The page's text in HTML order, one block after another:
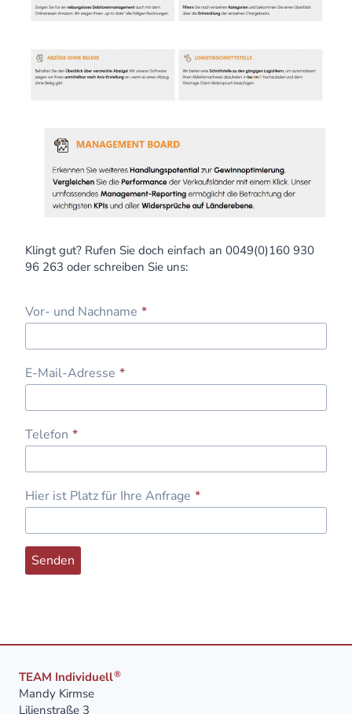
Klingt gut? Rufen Sie doch einfach an 0049(0)160 930
96 263 oder schreiben Sie uns:
Vor- und Nachname *
E-Mail-Adresse *
Telefon *
Hier ist Platz für Ihre Anfrage *
Senden
TEAM Individuell®
Mandy Kirmse
Lilienstraße 3